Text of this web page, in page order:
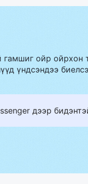
гамшиг ойр ойрхон
үндсэндээ
дээр